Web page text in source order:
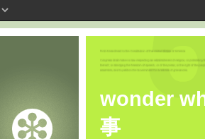
wonder
事